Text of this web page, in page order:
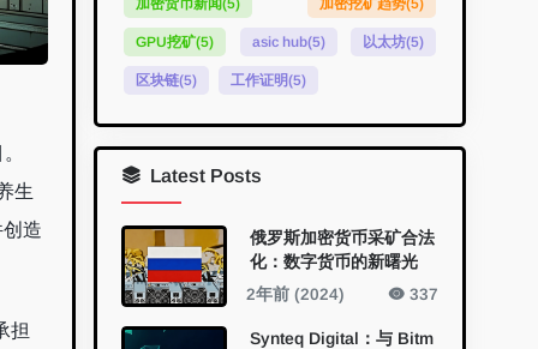
生
造
担
加密货币新闻(5) 加密挖矿趋势(5)
GPU挖矿(5) asic hub(5) 以太坊(5)
区块链(5) 工作证明(5)
Latest Posts
俄罗斯加密货币采矿合法
化：数字货币的新曙光
2年前 (2024) 337
Synteq Digital：与 Bitm